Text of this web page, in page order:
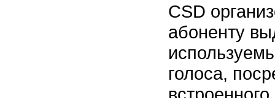
CSD
абоненту
голоса,